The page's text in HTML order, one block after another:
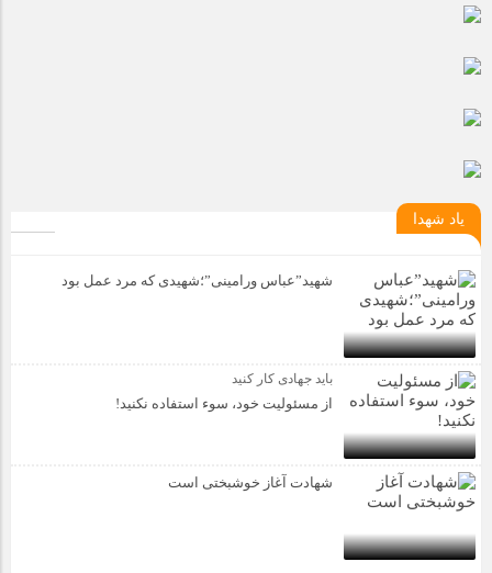
یاد شهدا
شهید”عباس ورامینی”؛شهیدی که مرد عمل بود
باید جهادی کار کنید
از مسئولیت خود، سوء استفاده نکنید!
شهادت آغاز خوشبختی است